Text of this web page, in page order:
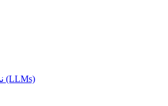
نماذج اللغة الكبيرة (LLMs)